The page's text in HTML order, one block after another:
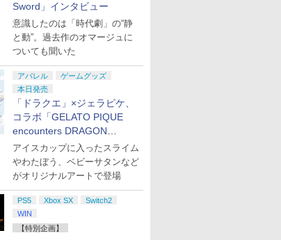
Sword」インタビュー
意識したのは「時代劇」の“静
と動”。過去作のオマージュに
ついても聞いた
アパレル
ゲームグッズ
本日発売
「ドラクエ」×ジェラピケ、
コラボ「GELATO PIQUE
encounters DRAGON
QUEST」第2弾が本日発売
アイスカップに入ったスライム
やわたぼう、ベビーサタンなど
がオリジナルアートで登場
PS5 Xbox SX
Switch2
WIN
【特別企画】